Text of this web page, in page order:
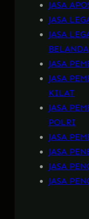
JASA
JASA
JASA
BELANDA
JASA
JASA
KILAT
JASA
POLRI
JASA
JASA
JASA
JASA